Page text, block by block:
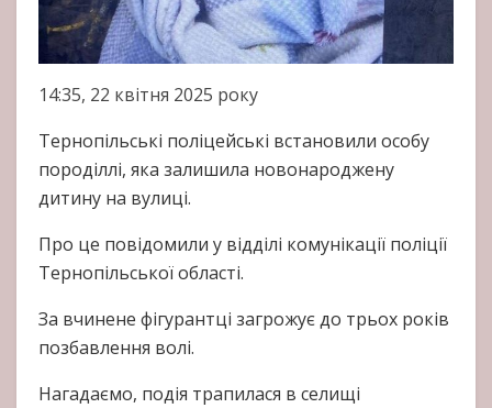
14:35, 22 квітня 2025 року
Тернопільські поліцейські встановили особу
породіллі, яка залишила новонароджену
дитину на вулиці.
Про це повідомили у відділі комунікації поліції
Тернопільської області.
За вчинене фігурантці загрожує до трьох років
позбавлення волі.
Нагадаємо, подія трапилася в селищі